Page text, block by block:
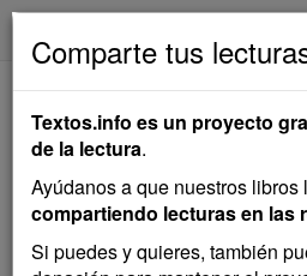
Belona
Emilia Pardo
Cuento
Comparte tus
Textos.info es un proyecto
de la lectura.
Ayúdanos a que nuestros
compartiendo lecturas en las
Si puedes y quieres, también